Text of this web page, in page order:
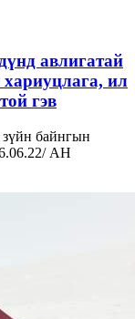
авлигатай
ил
гэв
байнгын
АН